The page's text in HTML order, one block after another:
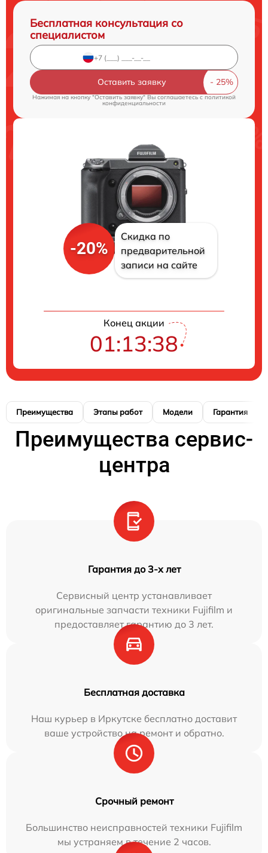
Бесплатная консультация со
специалистом
Оставить заявку
Нажимая на кнопку "Оставить заявку" Вы соглашаетесь c политикой
конфиденциальности
-20%
Скидка по
предварительной
записи на сайте
Конец акции
01:13:37
Преимущества Этапы работ Модели Гарантия
Преимущества сервис-
центра
Гарантия до 3-х лет
Сервисный центр устанавливает
оригинальные запчасти техники Fujifilm и
предоставляет гарантию до 3 лет.
Бесплатная доставка
Наш курьер в Иркутске бесплатно доставит
ваше устройство на ремонт и обратно.
Срочный ремонт
Большинство неисправностей техники Fujifilm
мы устраняем в течение 2 часов.